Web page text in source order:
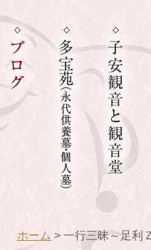
ホーム > 一行三昧～足利